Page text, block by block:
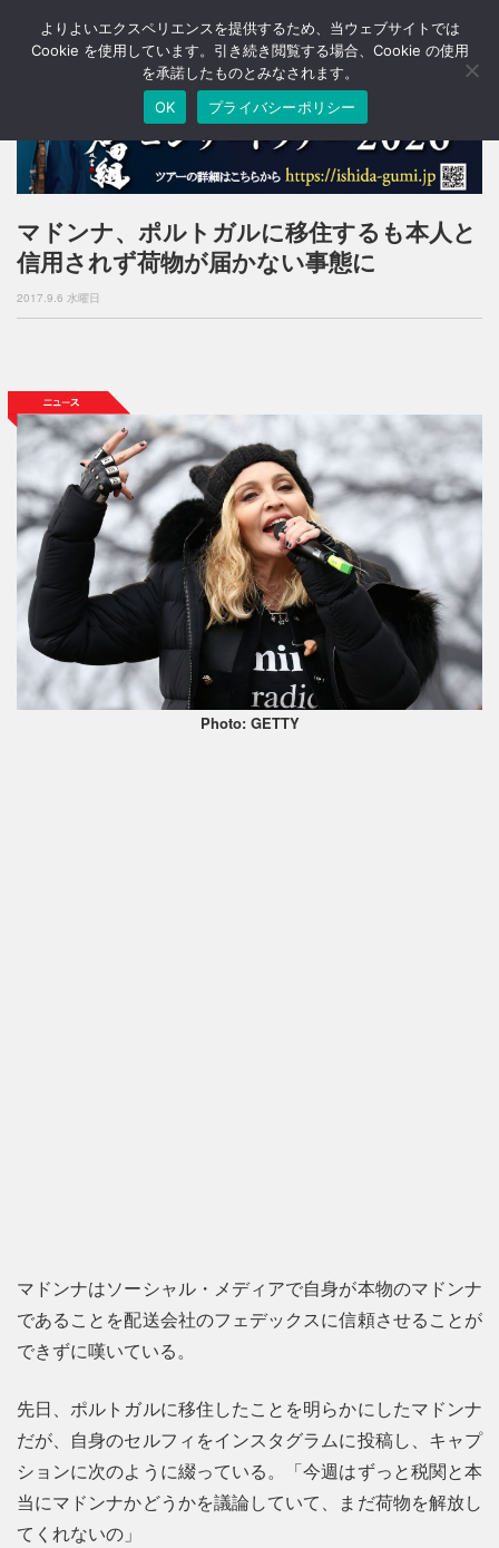
T
o
a
v
i
g
o
マドンナ、ポルトガルに移住するも本人と
信用されず荷物が届かない事態に
2017.9.6 水曜日
Photo: GETTY
マドンナはソーシャル・メディアで自身が本物のマドンナ
であることを配送会社のフェデックスに信頼させることが
できずに嘆いている。
先日、ポルトガルに移住したことを明らかにしたマドンナ
だが、自身のセルフィをインスタグラムに投稿し、キャプ
ションに次のように綴っている。「今週はずっと税関と本
当にマドンナかどうかを議論していて、まだ荷物を解放し
てくれないの」
よりよいエクスペリエンスを提供するため、当ウェブサイトでは
Cookie を使用しています。引き続き閲覧する場合、Cookie の使用
を承諾したものとみなされます。
OK
プライバシーポリシー